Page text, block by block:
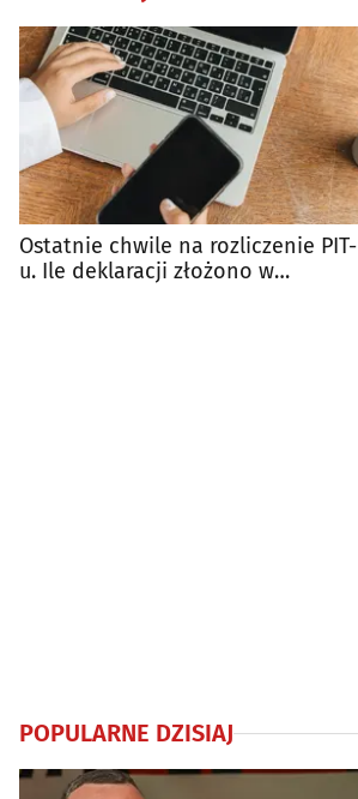
Ostatnie chwile na rozliczenie PIT-
u. Ile deklaracji złożono w
POPULARNE DZISIAJ